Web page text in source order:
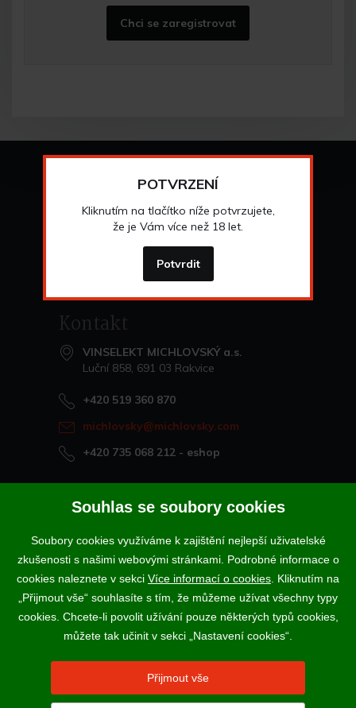
Chci se zaregistrovat
Vše o nákupu
Všeobecné obchodní podmínky
>
Možnosti osobníhoodběru
>
>
smlouvy
>
Kontakt
VINSELEKT MICHLOVSKÝ a.s.
Luční 858, 691 03 Rakvice
+420 519 360 870
michlovsky@michlovsky.com
+420 735 068 212 - eshop
Naše vína offline
Vinotéka Rakvice
>
Vinotéky a degustační centra
>
Podle zákona o evidenci tržeb je prodávající povinen vystavit
kupujícímu účtenku. Zároveň je povinen zaevidovat přijatou tržbu u
správce daně online; v případě technického výpadku pak nejpozději do
Vína a sekty prodáváme výhradně osobám starším 18-ti let.
POTVRZENÍ
Kliknutím na tlačítko níže potvrzujete,
že je Vám více než 18 let.
Potvrdit
Souhlas se soubory cookies
Soubory cookies využíváme k zajištění nejlepší uživatelské
zkušenosti s našimi webovými stránkami. Podrobné informace o
cookies naleznete v sekci Více informací o cookies . Kliknutím na
„Přijmout vše“ souhlasíte s tím, že můžeme užívat všechny typy
cookies. Chcete-li povolit užívání pouze některých typů cookies,
můžete tak učinit v sekci „Nastavení cookies“.
Přijmout vše